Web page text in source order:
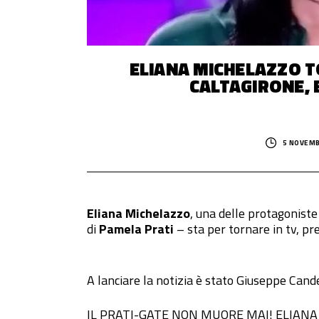
ELIANA MICHELAZZO
CALTAGIRONE,
5
Eliana Michelazzo, una delle
diPamela Prati – sta per tornare in tv,
A lanciare la notizia è stato Giuseppe
IL PRATI-GATE NON MUORE MAI!